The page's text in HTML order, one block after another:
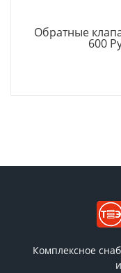
Обратные
600
Комплексное